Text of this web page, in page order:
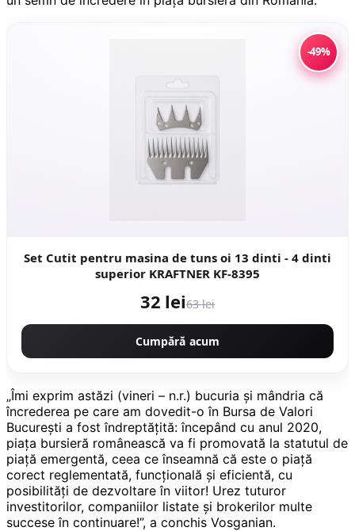
-49%
Set Cutit pentru masina de tuns oi 13 dinti - 4 dinti
superior KRAFTNER KF-8395
32 lei63 lei
Cumpără acum
„Îmi exprim astăzi (vineri – n.r.) bucuria și mândria că
încrederea pe care am dovedit-o în Bursa de Valori
București a fost îndreptățită: începând cu anul 2020,
piața bursieră românească va fi promovată la statutul de
piață emergentă, ceea ce înseamnă că este o piață
corect reglementată, funcțională și eficientă, cu
posibilități de dezvoltare în viitor! Urez tuturor
investitorilor, companiilor listate și brokerilor multe
succese în continuare!”, a conchis Vosganian.